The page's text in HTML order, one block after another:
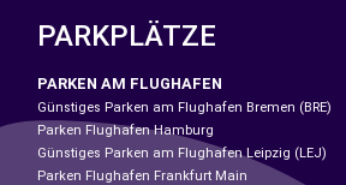
PARKPLÄTZE
PARKEN AM FLUGHAFEN
Günstiges Parken am Flughafen Bremen (BRE)
Parken Flughafen Hamburg
Günstiges Parken am Flughafen Leipzig (LEJ)
Parken Flughafen Frankfurt Main